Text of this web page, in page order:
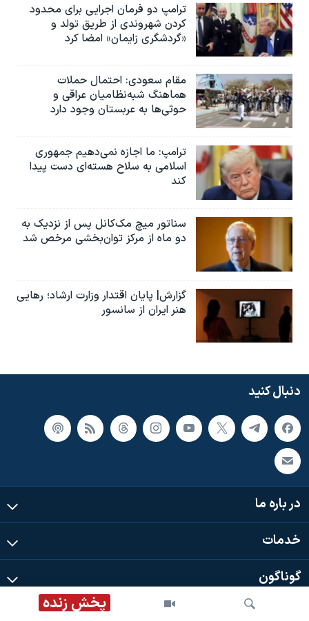
پخش زنده
ترامپ دو فرمان اجرایی برای محدود
کردن شهروندی از طریق تولد و
«گردشگری زایمان» امضا کرد
مقام سعودی: احتمال حملات
هماهنگ شبه‌نظامیان عراقی و
حوثی‌ها به عربستان وجود دارد
ترامپ: ما اجازه نمی‌دهیم جمهوری
اسلامی به سلاح هسته‌ای دست پیدا
کند
سناتور میچ مک‌کانل پس از نزدیک به
دو ماه از مرکز توان‌بخشی مرخص شد
گزارش| پایان اقتدار وزارت ارشاد؛ رهایی
هنر ایران از سانسور
دنبال کنید
در باره ما
خدمات
گوناگون